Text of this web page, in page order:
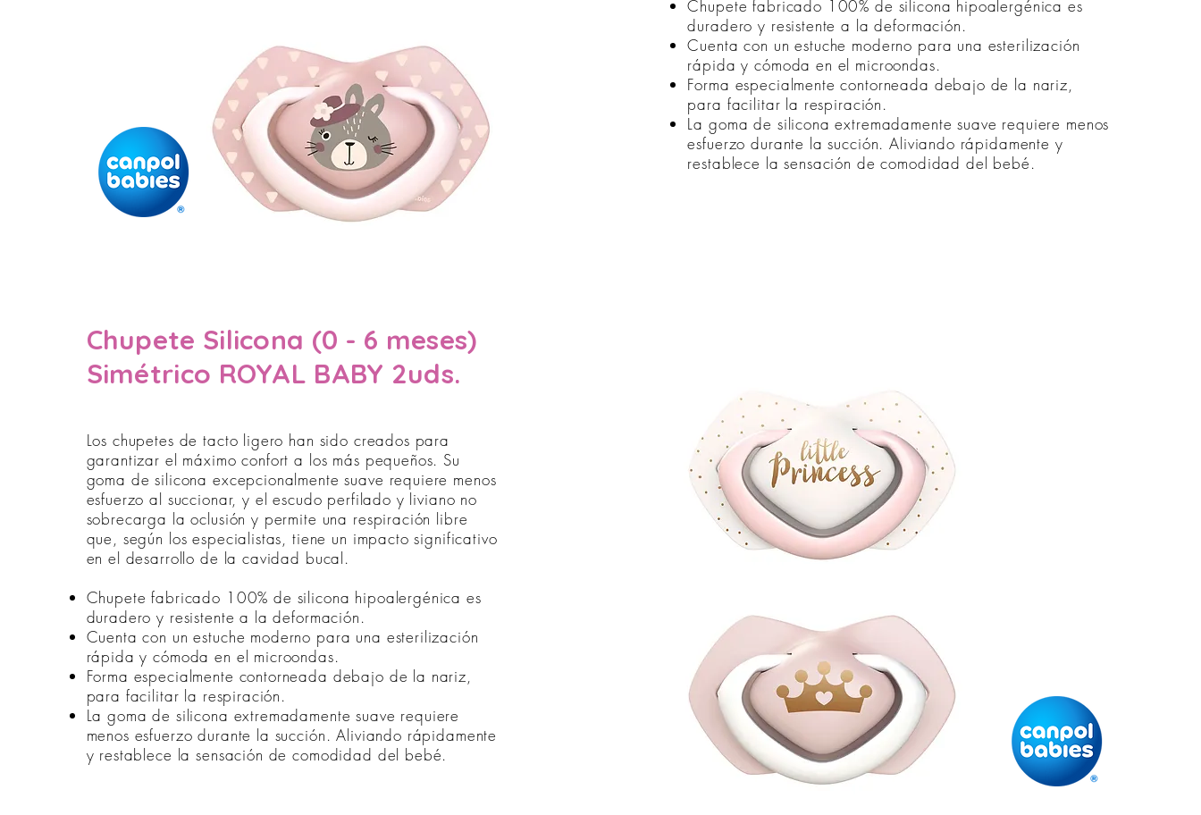
Chupete fabricado 100% de silicona hipoalergénica es
duradero y resistente a la deformación.
Cuenta con un estuche moderno para una esterilización
rápida y cómoda en el microondas.
Forma especialmente contorneada debajo de la nariz,
para facilitar la respiración.
La goma de silicona extremadamente suave requiere menos
esfuerzo durante la succión. Aliviando rápidamente y
restablece la sensación de comodidad del bebé.
Chupete Silicona (0 - 6 meses)
Simétrico ROYAL BABY 2uds.
Los chupetes de tacto ligero han sido creados para
garantizar el máximo confort a los más pequeños. Su
goma de silicona excepcionalmente suave requiere menos
esfuerzo al succionar, y el escudo perfilado y liviano no
sobrecarga la oclusión y permite una respiración libre
que, según los especialistas, tiene un impacto significativo
en el desarrollo de la cavidad bucal.
Chupete fabricado 100% de silicona hipoalergénica es
duradero y resistente a la deformación.
Cuenta con un estuche moderno para una esterilización
rápida y cómoda en el microondas.
Forma especialmente contorneada debajo de la nariz,
para facilitar la respiración.
La goma de silicona extremadamente suave requiere
menos esfuerzo durante la succión. Aliviando rápidamente
y restablece la sensación de comodidad del bebé.